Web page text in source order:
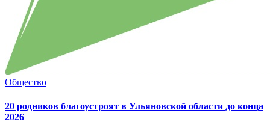
Общество
20 родников благоустроят в Ульяновской области до конца
2026